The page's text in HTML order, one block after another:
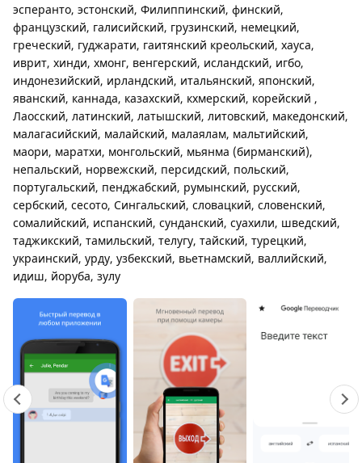
эсперанто, эстонский, Филиппинский, финский,
французский, галисийский, грузинский, немецкий,
греческий, гуджарати, гаитянский креольский, хауса,
иврит, хинди, хмонг, венгерский, исландский, игбо,
индонезийский, ирландский, итальянский, японский,
яванский, каннада, казахский, кхмерский, корейский ,
Лаосский, латинский, латышский, литовский, македонский,
малагасийский, малайский, малаялам, мальтийский,
маори, маратхи, монгольский, мьянма (бирманский),
непальский, норвежский, персидский, польский,
португальский, пенджабский, румынский, русский,
сербский, сесото, Сингальский, словацкий, словенский,
сомалийский, испанский, сунданский, суахили, шведский,
таджикский, тамильский, телугу, тайский, турецкий,
украинский, урду, узбекский, вьетнамский, валлийский,
идиш, йоруба, зулу